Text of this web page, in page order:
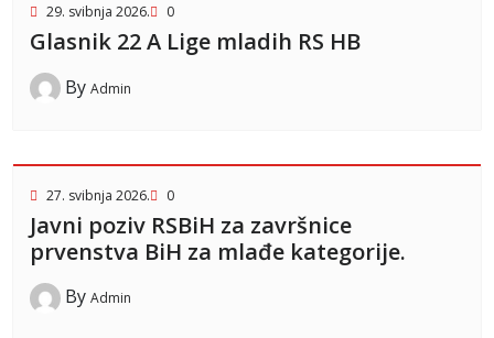
29. svibnja 2026. 0
Glasnik 22 A Lige mladih RS HB
By Admin
27. svibnja 2026. 0
Javni poziv RSBiH za završnice
prvenstva BiH za mlađe kategorije.
By Admin